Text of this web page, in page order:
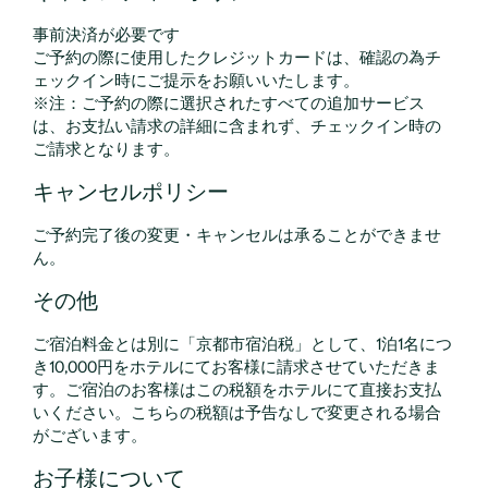
事前決済が必要です
ご予約の際に使用したクレジットカードは、確認の為チ
ェックイン時にご提示をお願いいたします。
※注：ご予約の際に選択されたすべての追加サービス
は、お支払い請求の詳細に含まれず、チェックイン時の
ご請求となります。
キャンセルポリシー
ご予約完了後の変更・キャンセルは承ることができませ
ん。
その他
ご宿泊料金とは別に「京都市宿泊税」として、1泊1名につ
き10,000円をホテルにてお客様に請求させていただきま
す。ご宿泊のお客様はこの税額をホテルにて直接お支払
いください。こちらの税額は予告なしで変更される場合
がございます。
お子様について